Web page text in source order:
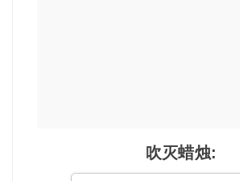
吹灭蜡烛: